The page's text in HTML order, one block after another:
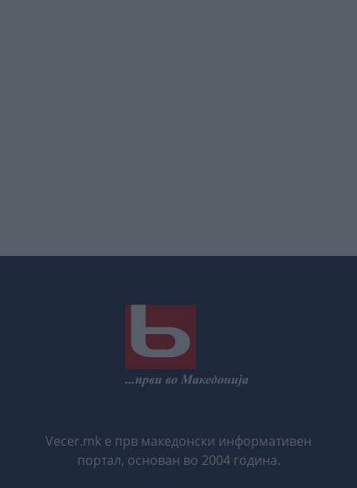
Vecer.mk е прв македонски информативен
портал, основан во 2004 година.